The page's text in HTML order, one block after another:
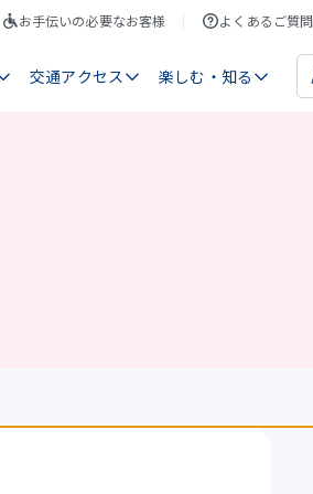
お手伝いの必要なお客様 よくあるご質問
交通アクセス 楽しむ・知る